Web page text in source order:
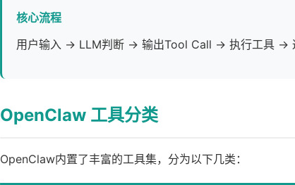
核心流程
用户输入 → LLM判断 → 输出Tool Call → 执行工具 →
OpenClaw 工具分类
OpenClaw内置了丰富的工具集，分为以下几类：